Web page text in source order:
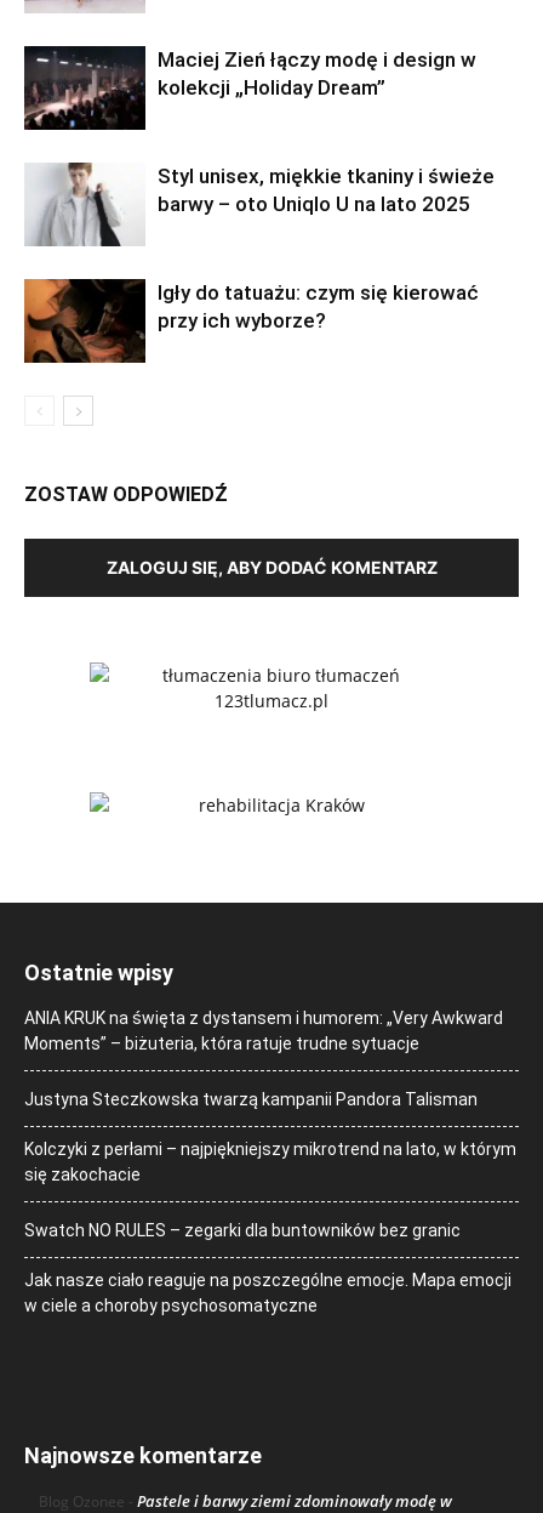
Maciej Zień łączy modę i design w
kolekcji „Holiday Dream”
Styl unisex, miękkie tkaniny i świeże
barwy – oto Uniqlo U na lato 2025
Igły do tatuażu: czym się kierować
przy ich wyborze?
ZOSTAW ODPOWIEDŹ
ZALOGUJ SIĘ, ABY DODAĆ KOMENTARZ
Ostatnie wpisy
ANIA KRUK na święta z dystansem i humorem: „Very Awkward
Moments” – biżuteria, która ratuje trudne sytuacje
Justyna Steczkowska twarzą kampanii Pandora Talisman
Kolczyki z perłami – najpiękniejszy mikrotrend na lato, w którym
się zakochacie
Swatch NO RULES – zegarki dla buntowników bez granic
Jak nasze ciało reaguje na poszczególne emocje. Mapa emocji
w ciele a choroby psychosomatyczne
Najnowsze komentarze
Blog Ozonee - Pastele i barwy ziemi zdominowały modę w